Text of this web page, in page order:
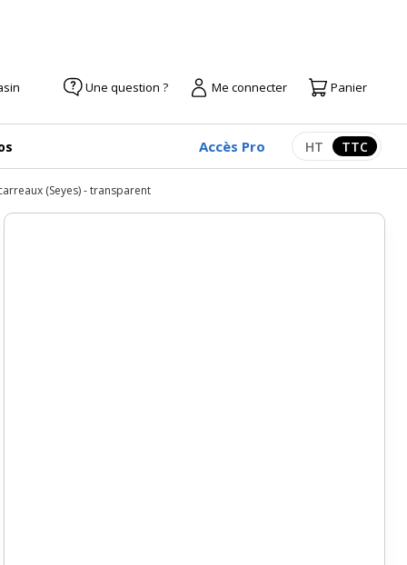
Une question ? Me connecter Panier
Accès Pro Afficher les
HT TTC
(Seyes) - transparent